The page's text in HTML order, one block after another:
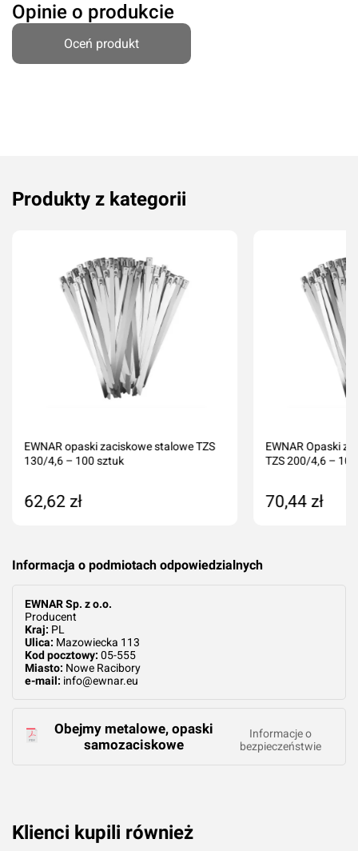
Opinie o produkcie
Oceń produkt
Produkty z kategorii
EWNAR opaski zaciskowe stalowe TZS
130/4,6 – 100 sztuk
62,62 zł
EWNAR Opaski
TZS 200/4,6 –
70,44 zł
Informacja o podmiotach odpowiedzialnych
EWNAR Sp. z o.o.
Producent
Kraj: PL
Ulica: Mazowiecka 113
Kod pocztowy: 05-555
Miasto: Nowe Racibory
e-mail: info@ewnar.eu
Obejmy metalowe, opaski
samozaciskowe
Informacje o
bezpieczeństwie
Klienci kupili również